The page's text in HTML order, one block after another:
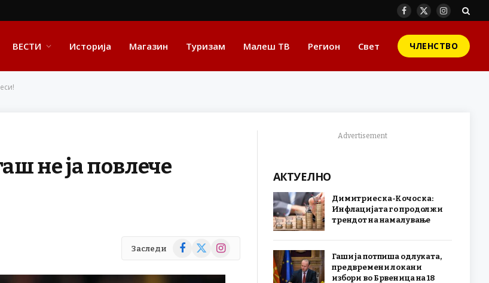
Facebook
X
Instagram
ВЕСТИ Историја Магазин Туризам Малеш ТВ Регион Свет ЧЛЕНСТВО
не ја повлече
Заследи Facebook
X
Instagram
Advertisement
АКТУЕЛНО
Димитриеска-Кочоска:
Инфлацијата го продолжи
трендот на намалување
Гаши ја потпиша одлуката,
предвремени локани
избори во Брвеница на 18